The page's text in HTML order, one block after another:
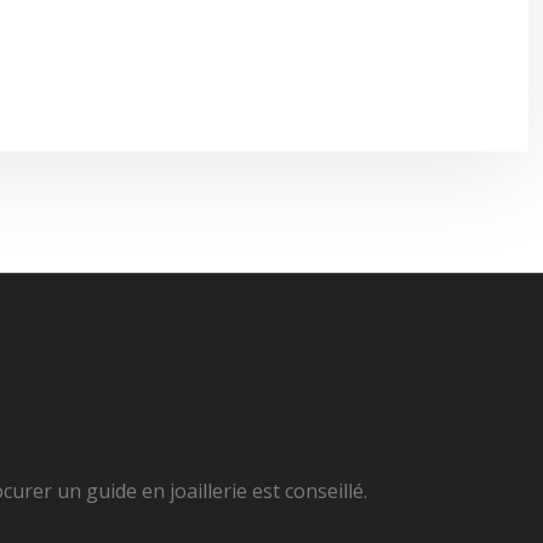
un guide en joaillerie est conseillé.